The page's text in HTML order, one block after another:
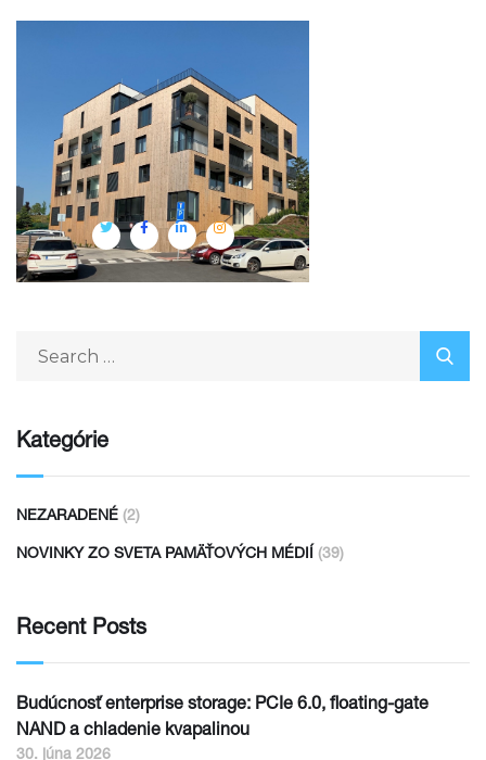
Kategórie
NEZARADENÉ (2)
NOVINKY ZO SVETA PAMÄŤOVÝCH MÉDIÍ (39)
Recent Posts
Budúcnosť enterprise storage: PCIe 6.0, floating-gate
NAND a chladenie kvapalinou
30. júna 2026